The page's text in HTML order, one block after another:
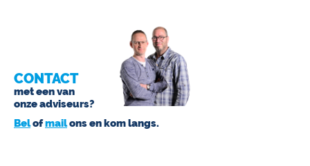
CONTACT
met een van
onze adviseurs?
Belofmailons en kom langs.